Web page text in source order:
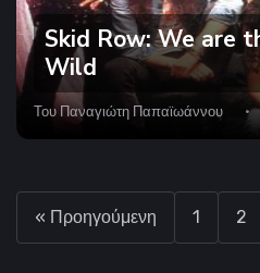
Skid Row: We are
Wild
Του Παναγιώτη Παπαϊωάννου
« Προηγούμενη 1 2